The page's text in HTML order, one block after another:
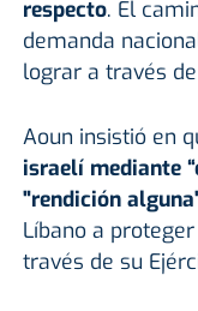
respecto. El
demanda
lograr a través
Aoun insistió en
israelí mediante
"rendición
Líbano a
través de su